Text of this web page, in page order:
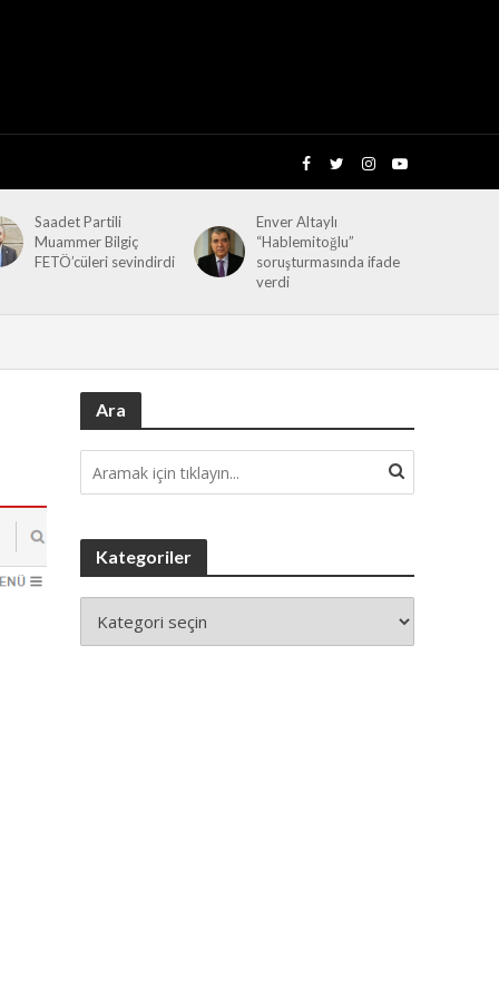
Saadet Partili
Muammer Bilgiç
FETÖ’cüleri sevindirdi
Enver Altaylı
“Hablemitoğlu”
soruşturmasında ifade
verdi
Ara
Kategoriler